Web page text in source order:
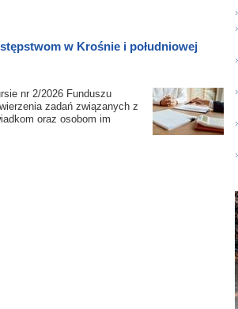
w Krośnie i południowej
nr 2/2026 Funduszu
zadań związanych z
oraz osobom im